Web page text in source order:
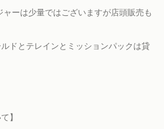
少量ではございますが店頭販売も
テレインとミッションパックは貸
】